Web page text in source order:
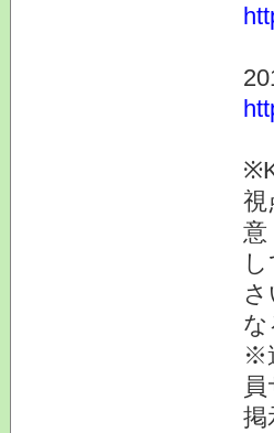
視
意
さ
※
掲